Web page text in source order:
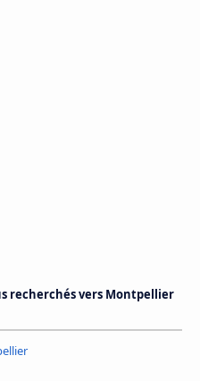
recherchés vers Montpellier